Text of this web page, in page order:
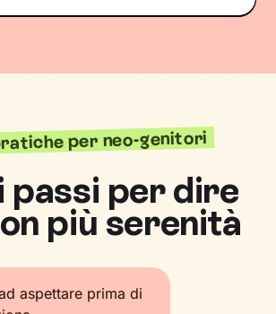
per neo-genitori
passi per dire
più serenità
aspettare prima di